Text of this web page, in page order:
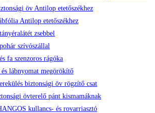
öv Antilop etetőszékhez
Antilop etetőszékhez
zsebbel
szívószállal
fa szenzoros rágóka
és lábnyomat megörökítő
biztonsági öv rögzítő csat
övterelő pánt kismamáknak
kullancs- és rovarriasztó